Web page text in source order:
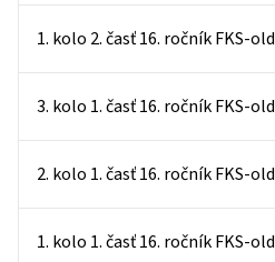
1. kolo 2. časť 16. ročník FKS-old
3. kolo 1. časť 16. ročník FKS-old
2. kolo 1. časť 16. ročník FKS-old
1. kolo 1. časť 16. ročník FKS-old